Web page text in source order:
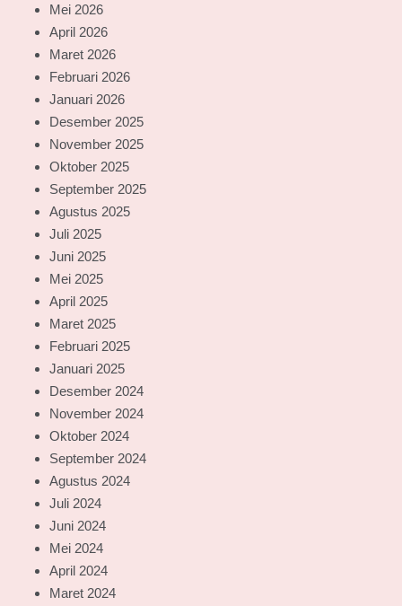
Mei 2026
April 2026
Maret 2026
Februari 2026
Januari 2026
Desember 2025
November 2025
Oktober 2025
September 2025
Agustus 2025
Juli 2025
Juni 2025
Mei 2025
April 2025
Maret 2025
Februari 2025
Januari 2025
Desember 2024
November 2024
Oktober 2024
September 2024
Agustus 2024
Juli 2024
Juni 2024
Mei 2024
April 2024
Maret 2024